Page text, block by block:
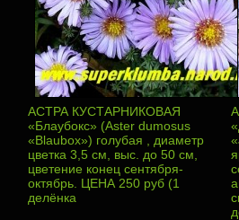
АСТРА КУСТАРНИКОВАЯ
«Блаубокс» (Aster dumosus
«Blaubox») голубая , диаметр
цветка 3,5 см, выс. до 50 см,
цветение конец сентября-
октябрь. ЦЕНА 250 руб (1
делёнка